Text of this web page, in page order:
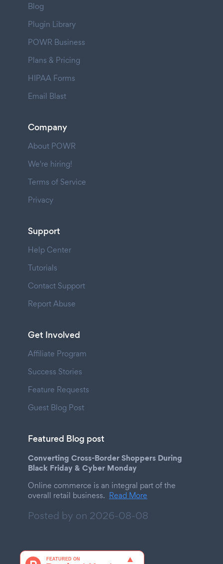
Blog
Plugin Library
POWR Business
Plans & Pricing
HIPAA Forms
Email Blast
Company
About POWR
We're hiring!
Terms of Service
Privacy
Support
Help Center
Tutorials
Contact Support
Report Abuse
Get Involved
Affiliate Program
Success Stories
Feature Requests
Guest Blog Post
Featured Blog post
Converting Cross-Border Shoppers During
Black Friday & Cyber Monday
Online commerce is an integral part of the
overall retail business. Read More
Posted by on 2026-08-08